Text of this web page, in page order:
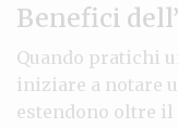
Benefici
Quando pratichi
iniziare a notare
estendono oltre